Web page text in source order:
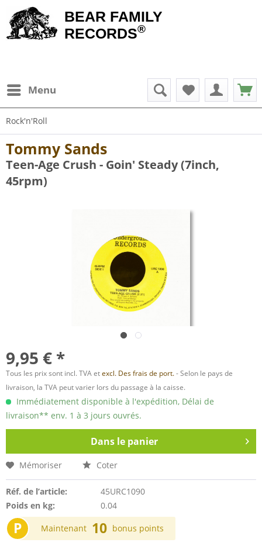
BEAR FAMILY
RECORDS®
Menu
Rock'n'Roll
Tommy Sands
Teen-Age Crush - Goin' Steady (7inch,
45rpm)
9,95 € *
Tous les prix sont incl. TVA etexcl. Des frais de port.- Selon le pays de
livraison, la TVA peut varier lors du passage à la caisse.
Immédiatement disponible à l'expédition, Délai de
livraison** env. 1 à 3 jours ouvrés.
Dans le panier
Mémoriser Coter
Réf. de l’article:
45URC1090
Poids en kg:
0.04
P Maintenant 10 bonus points